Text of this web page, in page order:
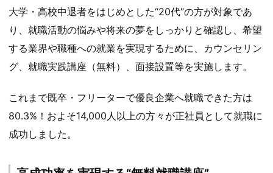
大学・高校中退者をはじめとした“20代”の方が対象であ
り、就職活動の悩みや将来の夢をしっかりと確認し、希望
する業界や職種への就業を実現するために、カウンセリン
グ、就職実践講座（無料）、面接設置等を実施します。
これまで既卒・フリーターで優良企業へ就職できた方は
80.3%！およそ14,000人以上の方々が正社員として就職に
成功しました。